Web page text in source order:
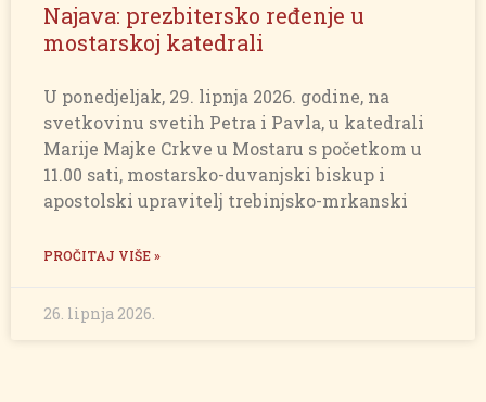
Najava: prezbitersko ređenje u
mostarskoj katedrali
U ponedjeljak, 29. lipnja 2026. godine, na
svetkovinu svetih Petra i Pavla, u katedrali
Marije Majke Crkve u Mostaru s početkom u
11.00 sati, mostarsko-duvanjski biskup i
apostolski upravitelj trebinjsko-mrkanski
PROČITAJ VIŠE »
26. lipnja 2026.